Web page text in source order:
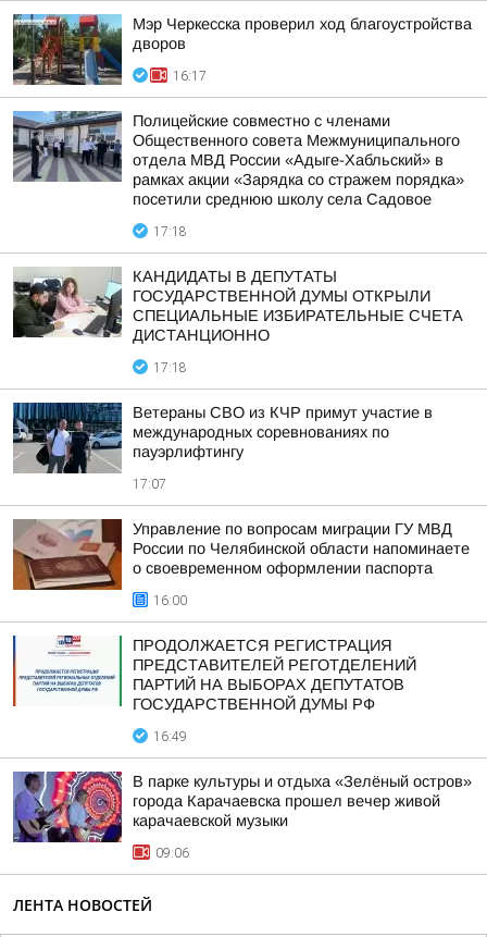
Мэр Черкесска проверил ход благоустройства
дворов
16:17
Полицейские совместно с членами
Общественного совета Межмуниципального
отдела МВД России «Адыге-Хабльский» в
рамках акции «Зарядка со стражем порядка»
посетили среднюю школу села Садовое
17:18
КАНДИДАТЫ В ДЕПУТАТЫ
ГОСУДАРСТВЕННОЙ ДУМЫ ОТКРЫЛИ
СПЕЦИАЛЬНЫЕ ИЗБИРАТЕЛЬНЫЕ СЧЕТА
ДИСТАНЦИОННО
17:18
Ветераны СВО из КЧР примут участие в
международных соревнованиях по
пауэрлифтингу
17:07
Управление по вопросам миграции ГУ МВД
России по Челябинской области напоминаете
о своевременном оформлении паспорта
16:00
ПРОДОЛЖАЕТСЯ РЕГИСТРАЦИЯ
ПРЕДСТАВИТЕЛЕЙ РЕГОТДЕЛЕНИЙ
ПАРТИЙ НА ВЫБОРАХ ДЕПУТАТОВ
ГОСУДАРСТВЕННОЙ ДУМЫ РФ
16:49
В парке культуры и отдыха «Зелёный остров»
города Карачаевска прошел вечер живой
карачаевской музыки
09:06
ЛЕНТА НОВОСТЕЙ